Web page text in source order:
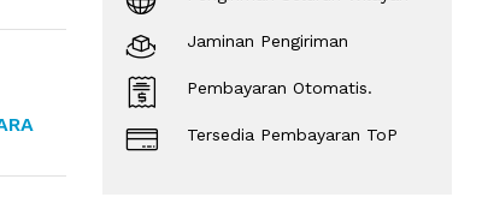
Jaminan Pengiriman
Pembayaran Otomatis.
Tersedia Pembayaran ToP